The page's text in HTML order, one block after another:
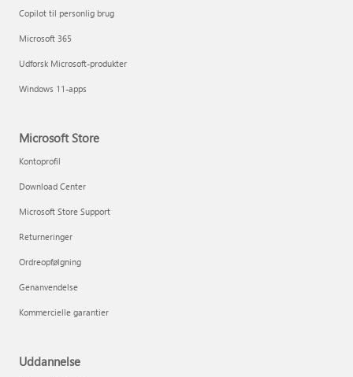
Copilot til personlig brug
Microsoft 365
Udforsk Microsoft-produkter
Windows 11-apps
Microsoft Store
Kontoprofil
Download Center
Microsoft Store Support
Returneringer
Ordreopfølgning
Genanvendelse
Kommercielle garantier
Uddannelse